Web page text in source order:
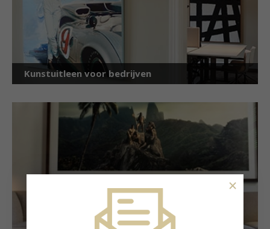
Kunstuitleen voor bedrijven
×